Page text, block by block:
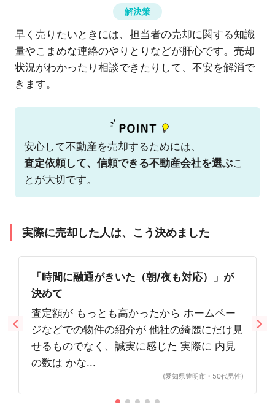
解決策
早く売りたいときには、担当者の売却に関する知識
量やこまめな連絡のやりとりなどが肝心です。売却
状況がわかったり相談できたりして、不安を解消で
きます。
安心して不動産を売却するためには、
査定依頼して、信頼できる不動産会社を選ぶこ
とが大切です。
実際に売却した人は、こう決めました
「時間に融通がきいた（朝/夜も対応）」が
決めて
査定額が もっとも高かったから ホームペー
ジなどでの物件の紹介が 他社の綺麗にだけ見
せるものでなく、誠実に感じた 実際に 内見
の数は かな...
(愛知県豊明市・50代男性)